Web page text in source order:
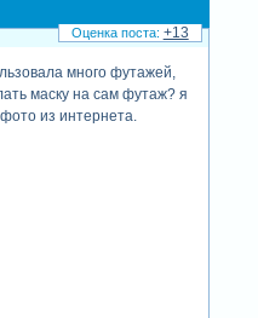
много футажей,
маску на сам футаж? я
из интернета.
+13